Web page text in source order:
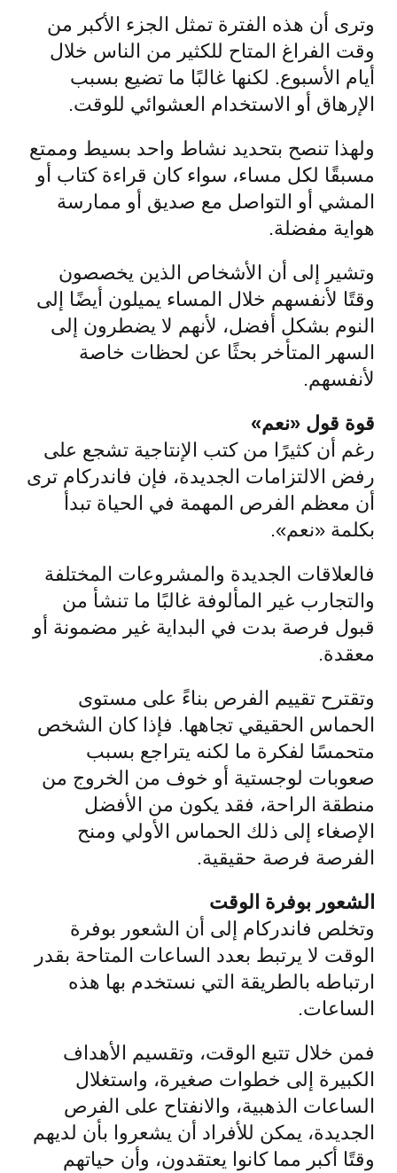
وترى أن هذه الفترة تمثل الجزء الأكبر من
وقت الفراغ المتاح للكثير من الناس خلال
أيام الأسبوع. لكنها غالبًا ما تضيع بسبب
الإرهاق أو الاستخدام العشوائي للوقت.
ولهذا تنصح بتحديد نشاط واحد بسيط وممتع
مسبقًا لكل مساء، سواء كان قراءة كتاب أو
المشي أو التواصل مع صديق أو ممارسة
هواية مفضلة.
وتشير إلى أن الأشخاص الذين يخصصون
وقتًا لأنفسهم خلال المساء يميلون أيضًا إلى
النوم بشكل أفضل، لأنهم لا يضطرون إلى
السهر المتأخر بحثًا عن لحظات خاصة
لأنفسهم.
قوة قول «نعم»
رغم أن كثيرًا من كتب الإنتاجية تشجع على
رفض الالتزامات الجديدة، فإن فاندركام ترى
أن معظم الفرص المهمة في الحياة تبدأ
بكلمة «نعم».
فالعلاقات الجديدة والمشروعات المختلفة
والتجارب غير المألوفة غالبًا ما تنشأ من
قبول فرصة بدت في البداية غير مضمونة أو
معقدة.
وتقترح تقييم الفرص بناءً على مستوى
الحماس الحقيقي تجاهها. فإذا كان الشخص
متحمسًا لفكرة ما لكنه يتراجع بسبب
صعوبات لوجستية أو خوف من الخروج من
منطقة الراحة، فقد يكون من الأفضل
الإصغاء إلى ذلك الحماس الأولي ومنح
الفرصة فرصة حقيقية.
الشعور بوفرة الوقت
وتخلص فاندركام إلى أن الشعور بوفرة
الوقت لا يرتبط بعدد الساعات المتاحة بقدر
ارتباطه بالطريقة التي نستخدم بها هذه
الساعات.
فمن خلال تتبع الوقت، وتقسيم الأهداف
الكبيرة إلى خطوات صغيرة، واستغلال
الساعات الذهبية، والانفتاح على الفرص
الجديدة، يمكن للأفراد أن يشعروا بأن لديهم
وقتًا أكبر مما كانوا يعتقدون، وأن حياتهم